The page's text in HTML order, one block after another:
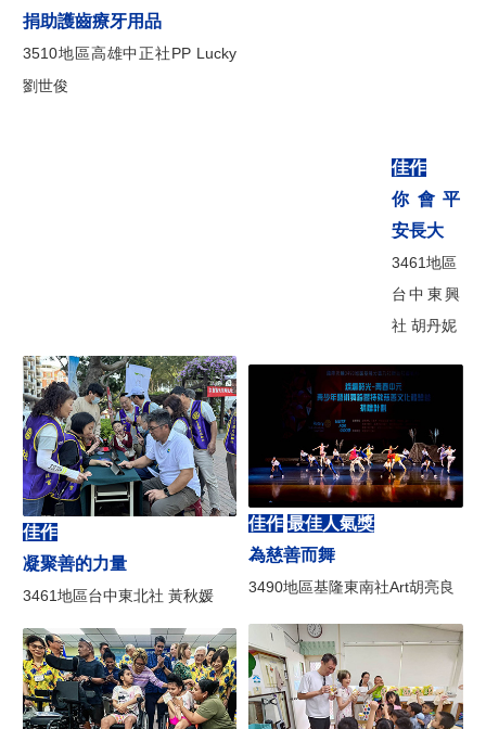
捐助護齒療牙用品
3510地區高雄中正社PP Lucky
劉世俊
佳作
你會平
安長大
3461地區
台中東興
社 胡丹妮
佳作
凝聚善的力量
3461地區台中東北社 黃秋媛
佳作 最佳人氣獎
為慈善而舞
3490地區基隆東南社Art胡亮良